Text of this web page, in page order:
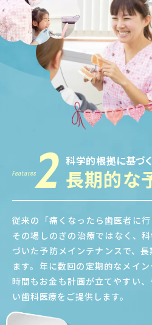
Features2 科学的根拠に基づく
長期的な
従来の「痛くなったら歯医者に
その場しのぎの治療ではなく、
づいた予防メインテナンスで、
ます。年に数回の定期的なメイン
時間もお金も計画が立てやすい
い歯科医療をご提供します。